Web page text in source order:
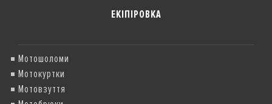
ЕКІПІРОВКА
Мотошоломи
Мотокуртки
Мотовзуття